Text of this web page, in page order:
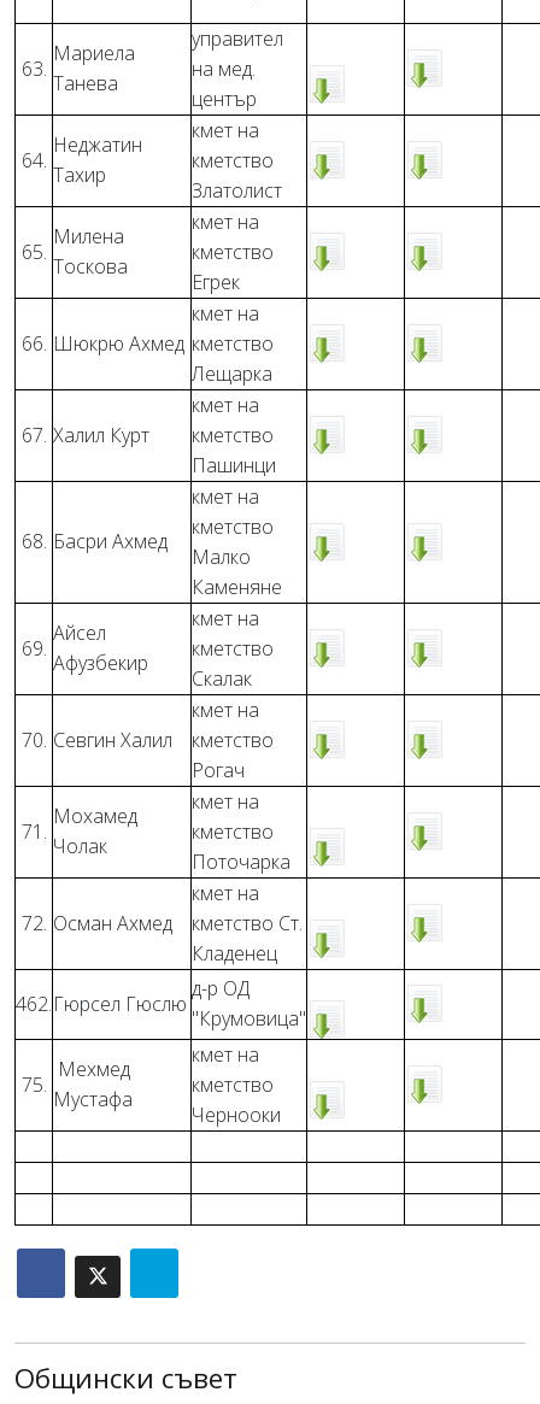
63.
Мариела
Танева
управител
на мед.
център
64.
Неджатин
Тахир
кмет на
кметство
Златолист
65.
Милена
Тоскова
кмет на
кметство
Егрек
66. Шюкрю Ахмед
кмет на
кметство
Лещарка
67. Халил Курт
кмет на
кметство
Пашинци
68. Басри Ахмед
кмет на
кметство
Малко
Каменяне
69.
Айсел
Афузбекир
кмет на
кметство
Скалак
70. Севгин Халил
кмет на
кметство
Рогач
71.
Мохамед
Чолак
кмет на
кметство
Поточарка
72. Осман Ахмед
кмет на
кметство Ст.
Кладенец
462.Гюрсел Гюслю
д-р ОД
"Крумовица"
75.
Мехмед
Мустафа
кмет на
кметство
Чернооки
Общински съвет